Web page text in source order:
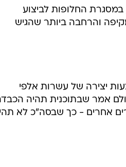
החלופות לביצוע
המקיפה והרחבה ביותר שהגיש
יצירה של עשרות אלפי
אמר שבתוכנית תהיה
אחרים - כך שבסה"כ לא